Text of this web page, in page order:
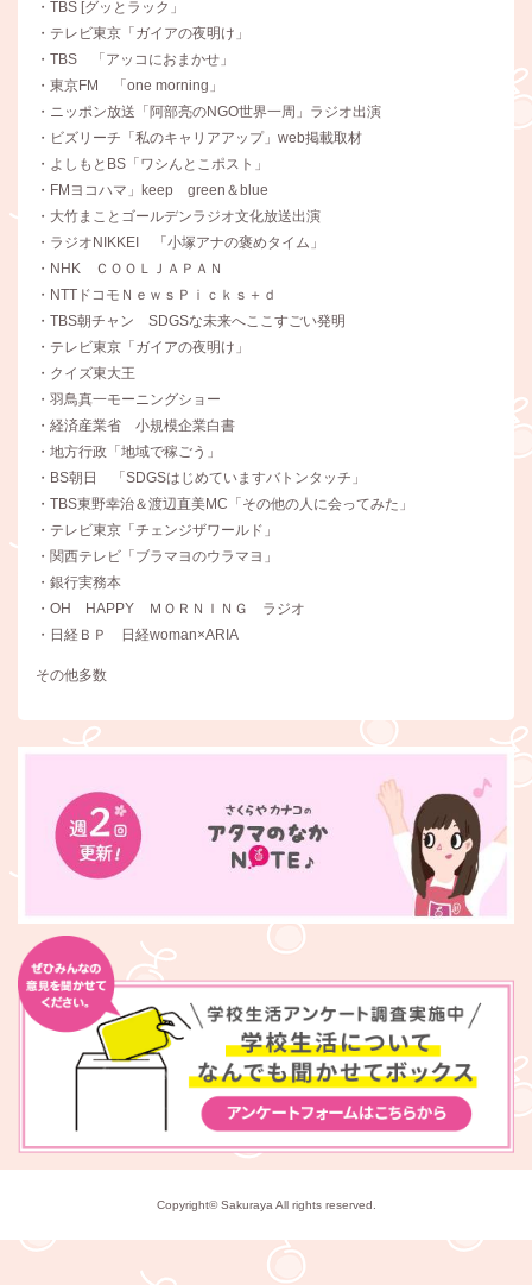
・TBS [グッとラック」
・テレビ東京「ガイアの夜明け」
・TBS 「アッコにおまかせ」
・東京FM 「one morning」
・ニッポン放送「阿部亮のNGO世界一周」ラジオ出演
・ビズリーチ「私のキャリアアップ」web掲載取材
・よしもとBS「ワシんとこポスト」
・FMヨコハマ」keep green＆blue
・大竹まことゴールデンラジオ文化放送出演
・ラジオNIKKEI 「小塚アナの褒めタイム」
・NHK ＣＯＯＬＪＡＰＡＮ
・NTTドコモＮｅｗｓＰｉｃｋｓ＋ｄ
・TBS朝チャン SDGSな未来へここすごい発明
・テレビ東京「ガイアの夜明け」
・クイズ東大王
・羽鳥真一モーニングショー
・経済産業省 小規模企業白書
・地方行政「地域で稼ごう」
・BS朝日 「SDGSはじめていますバトンタッチ」
・TBS東野幸治＆渡辺直美MC「その他の人に会ってみた」
・テレビ東京「チェンジザワールド」
・関西テレビ「ブラマヨのウラマヨ」
・銀行実務本
・OH HAPPY ＭＯＲＮＩＮＧ ラジオ
・日経ＢＰ 日経woman×ARIA
その他多数
Copyright© Sakuraya All rights reserved.